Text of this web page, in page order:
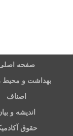
صفحه
بهداشت و
اصناف
اندیشه و
حقوق